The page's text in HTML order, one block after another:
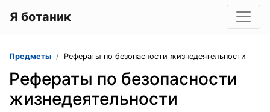
Я ботаник
Предметы Рефераты по безопасности жизнедеятельности
Рефераты по безопасности
жизнедеятельности